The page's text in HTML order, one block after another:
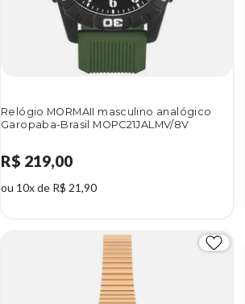
Relógio MORMAII masculino analógico
Garopaba-Brasil MOPC21JALMV/8V
R$ 219,00
ou 10x de R$ 21,90